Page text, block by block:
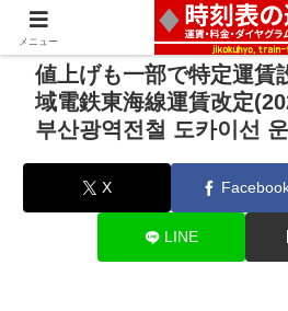
値上げも一部で特定運
域電鉄東海線運賃改定
부산광역전철 도카이선
X
LINE
メニュー